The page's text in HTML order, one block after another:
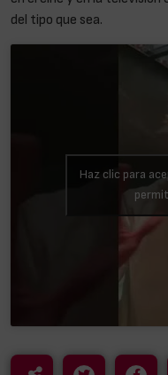
del tipo que sea.
Haz clic para